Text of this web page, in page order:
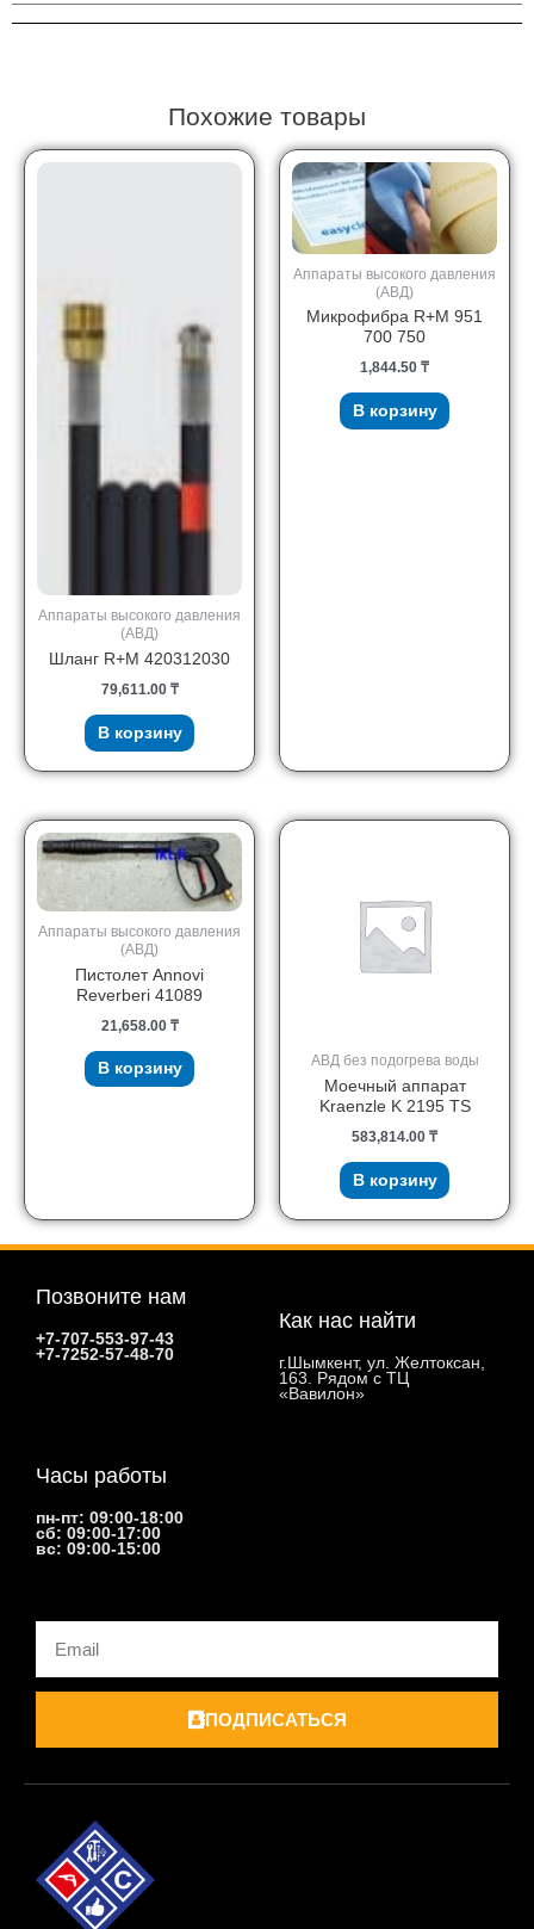
Похожие товары
Аппараты высокого давления
(АВД)
Шланг R+M 420312030
79,611.00 ₸
В корзину
Аппараты высокого давления
(АВД)
Микрофибра R+M 951
700 750
1,844.50 ₸
В корзину
Аппараты высокого давления
(АВД)
Пистолет Annovi
Reverberi 41089
21,658.00 ₸
В корзину АВД без подогрева воды
Моечный аппарат
Kraenzle K 2195 TS
583,814.00 ₸
В корзину
Позвоните нам
+7-707-553-97-43
+7-7252-57-48-70
Как нас найти
г.Шымкент, ул. Желтоксан,
163. Рядом с ТЦ
«Вавилон»
Часы работы
пн-пт: 09:00-18:00
сб: 09:00-17:00
вс: 09:00-15:00
Email
ПОДПИСАТЬСЯ